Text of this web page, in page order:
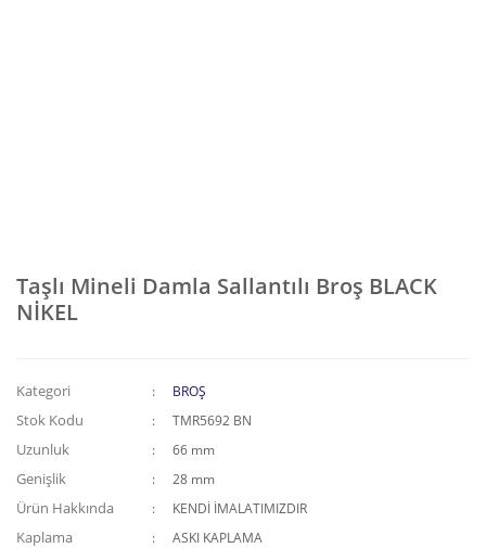
Taşlı Mineli Damla Sallantılı Broş BLACK
NİKEL
Kategori BROŞ
Stok Kodu TMR5692 BN
Uzunluk 66 mm
Genişlik 28 mm
Ürün Hakkında KENDİ İMALATIMIZDIR
Kaplama ASKI KAPLAMA